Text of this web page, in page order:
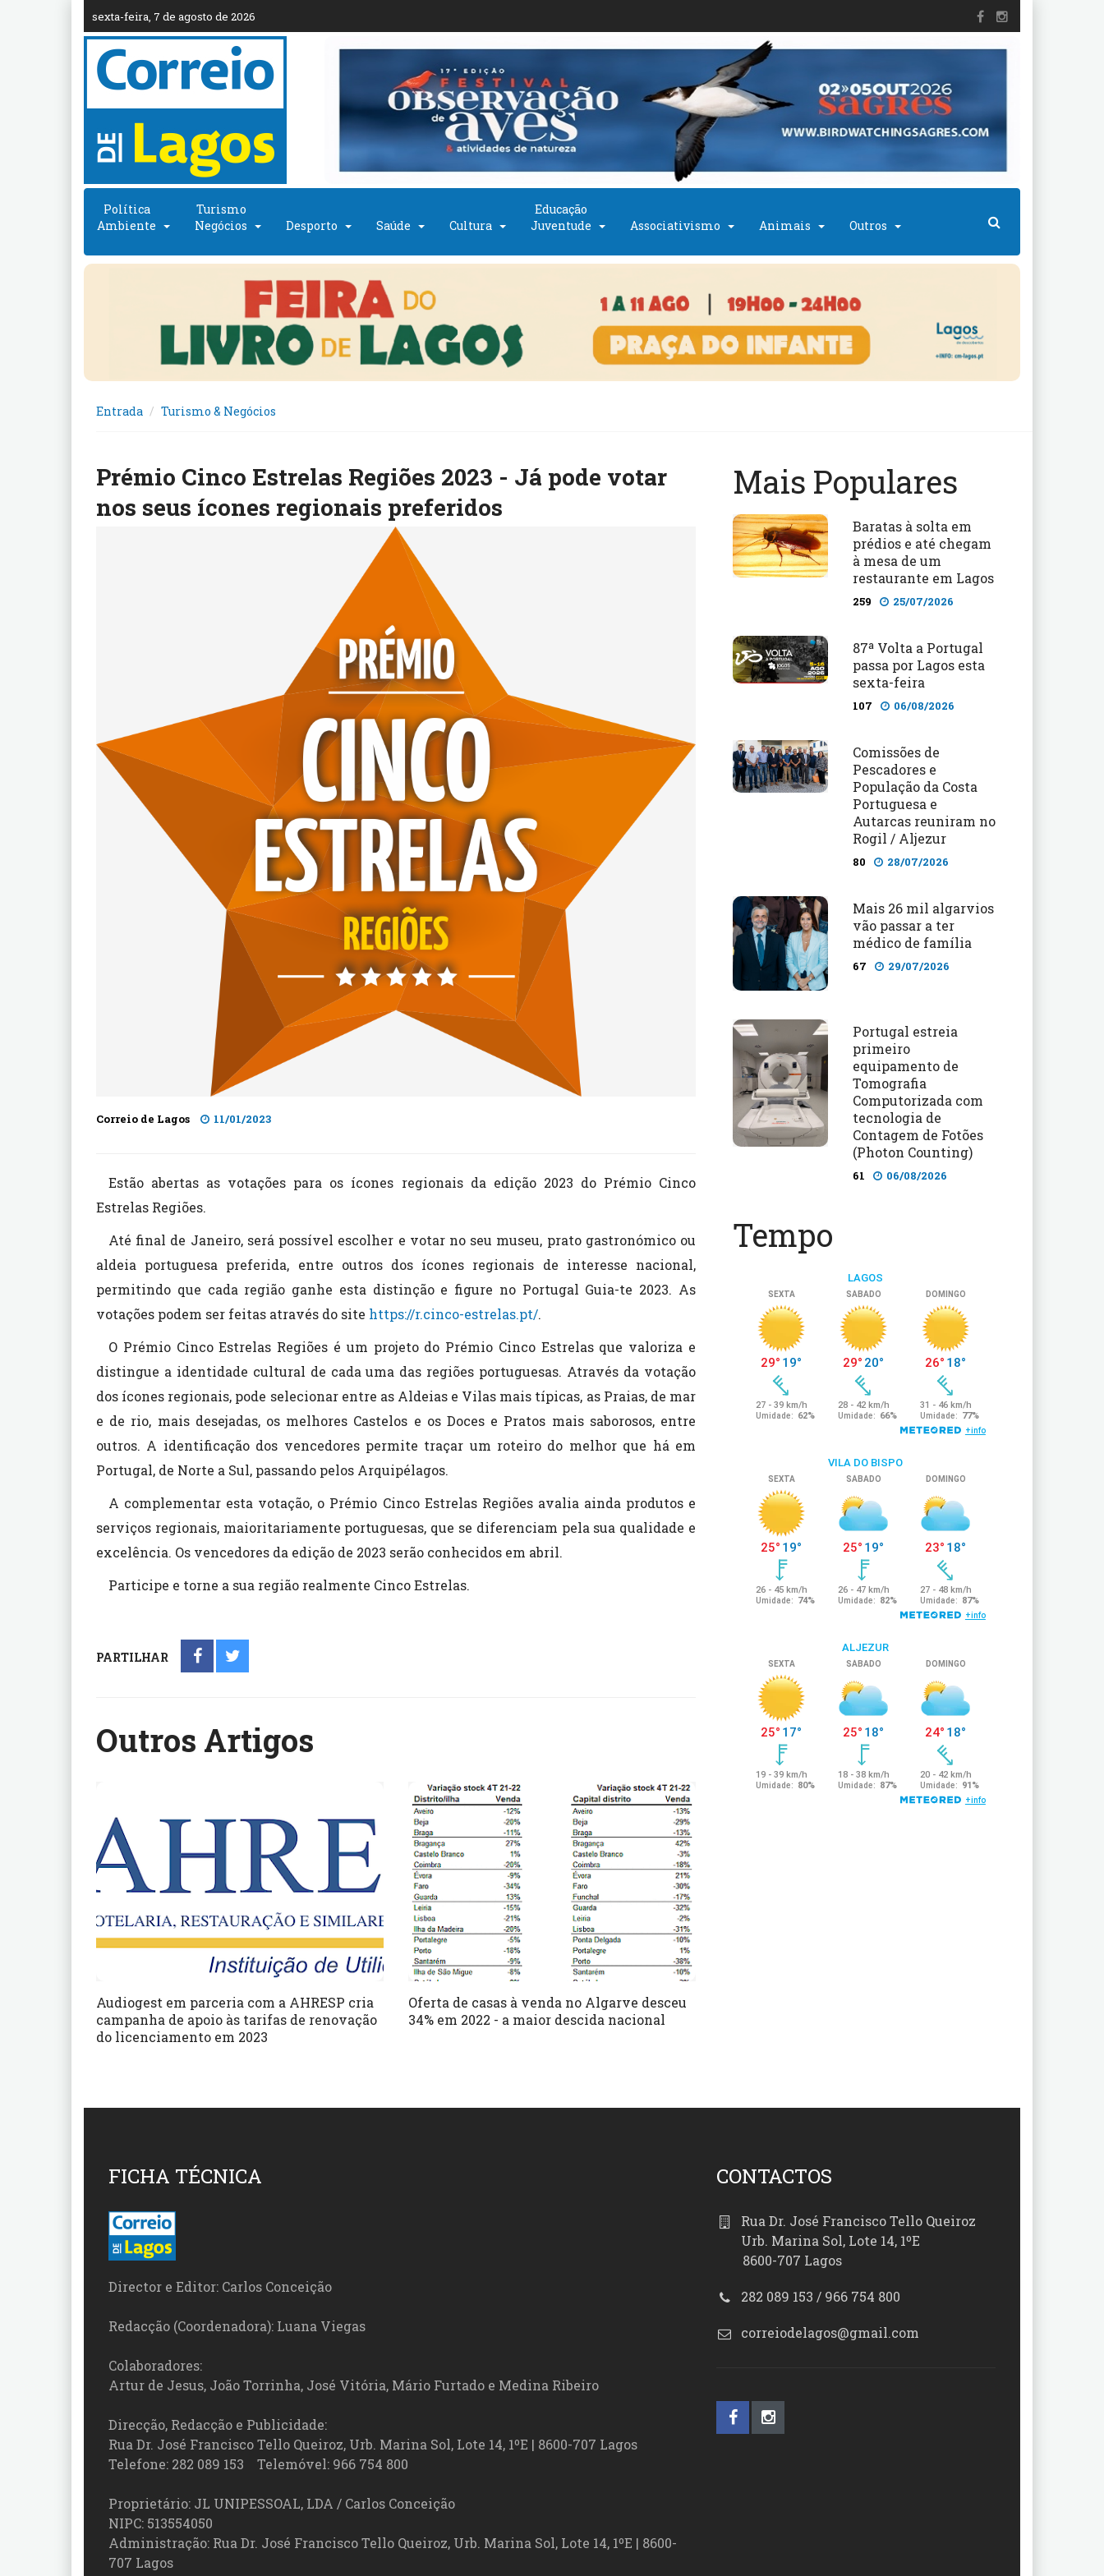
sexta-feira, 7 de agosto de 2026
Política
Ambiente
Turismo
Negócios
Desporto Saúde Cultura
Educação
Juventude
Associativismo Animais Outros
Entrada Turismo & Negócios
Prémio Cinco Estrelas Regiões 2023 - Já pode votar
nos seus ícones regionais preferidos
Correio de Lagos 11/01/2023
Estão abertas as votações para os ícones regionais da edição 2023 do Prémio Cinco
Estrelas Regiões.
Até final de Janeiro, será possível escolher e votar no seu museu, prato gastronómico ou
aldeia portuguesa preferida, entre outros dos ícones regionais de interesse nacional,
permitindo que cada região ganhe esta distinção e figure no Portugal Guia-te 2023. As
votações podem ser feitas através do site https://r.cinco-estrelas.pt/.
O Prémio Cinco Estrelas Regiões é um projeto do Prémio Cinco Estrelas que valoriza e
distingue a identidade cultural de cada uma das regiões portuguesas. Através da votação
dos ícones regionais, pode selecionar entre as Aldeias e Vilas mais típicas, as Praias, de mar
e de rio, mais desejadas, os melhores Castelos e os Doces e Pratos mais saborosos, entre
outros. A identificação dos vencedores permite traçar um roteiro do melhor que há em
Portugal, de Norte a Sul, passando pelos Arquipélagos.
A complementar esta votação, o Prémio Cinco Estrelas Regiões avalia ainda produtos e
serviços regionais, maioritariamente portuguesas, que se diferenciam pela sua qualidade e
excelência. Os vencedores da edição de 2023 serão conhecidos em abril.
Participe e torne a sua região realmente Cinco Estrelas.
PARTILHAR
Outros Artigos
Audiogest em parceria com a AHRESP cria
campanha de apoio às tarifas de renovação
do licenciamento em 2023
Oferta de casas à venda no Algarve desceu
34% em 2022 - a maior descida nacional
Mais Populares
Baratas à solta em
prédios e até chegam
à mesa de um
restaurante em Lagos
259 25/07/2026
87ª Volta a Portugal
passa por Lagos esta
sexta-feira
107 06/08/2026
Comissões de
Pescadores e
População da Costa
Portuguesa e
Autarcas reuniram no
Rogil / Aljezur
80 28/07/2026
Mais 26 mil algarvios
vão passar a ter
médico de família
67 29/07/2026
Portugal estreia
primeiro
equipamento de
Tomografia
Computorizada com
tecnologia de
Contagem de Fotões
(Photon Counting)
61 06/08/2026
Tempo
FICHA TÉCNICA
Director e Editor: Carlos Conceição
Redacção (Coordenadora): Luana Viegas
Colaboradores:
Artur de Jesus, João Torrinha, José Vitória, Mário Furtado e Medina Ribeiro
Direcção, Redacção e Publicidade:
Rua Dr. José Francisco Tello Queiroz, Urb. Marina Sol, Lote 14, 1ºE | 8600-707 Lagos
Telefone: 282 089 153 Telemóvel: 966 754 800
Proprietário: JL UNIPESSOAL, LDA / Carlos Conceição
NIPC: 513554050
Administração: Rua Dr. José Francisco Tello Queiroz, Urb. Marina Sol, Lote 14, 1ºE | 8600-
707 Lagos
CONTACTOS
Rua Dr. José Francisco Tello Queiroz
Urb. Marina Sol, Lote 14, 1ºE
8600-707 Lagos
282 089 153 / 966 754 800
correiodelagos@gmail.com